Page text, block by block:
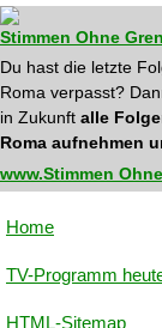
Stimmen Ohne
Du hast die letzte
Roma verpasst?
in Zukunft alle
Roma aufnehmen
www.Stimmen
Home
TV-Programm
HTML-Sitemap